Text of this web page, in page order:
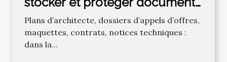
de conception sensibles
Plans d’architecte, dossiers d’appels d’offres,
maquettes, contrats, notices techniques :
dans la...